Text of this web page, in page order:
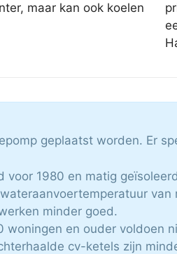
maar kan ook koelen
geplaatst worden. Er
voor 1980 en matig
minder goed.
woningen en ouder voldoen
cv-ketels zijn